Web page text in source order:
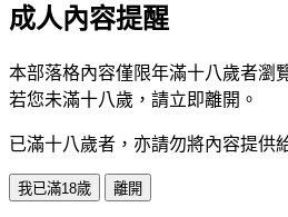
成人內容提醒
本部落格內容僅限年滿十八歲者瀏
若您未滿十八歲，請立即離開。
已滿十八歲者，亦請勿將內容提供
我已滿18歲 離開